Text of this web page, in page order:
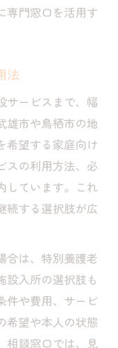
専門窓口を活用す
法
サービスまで、幅
雄市や鳥栖市の地
希望する家庭向け
スの利用方法、必
しています。これ
続する選択肢が広
合は、特別養護老
設入所の選択肢も
件や費用、サービ
希望や本人の状態
相談窓口では、見